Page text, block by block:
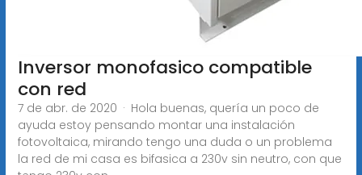
Inversor monofasico compatible
con red
7 de abr. de 2020 · Hola buenas, quería un poco de
ayuda estoy pensando montar una instalación
fotovoltaica, mirando tengo una duda o un problema
la red de mi casa es bifasica a 230v sin neutro, con que